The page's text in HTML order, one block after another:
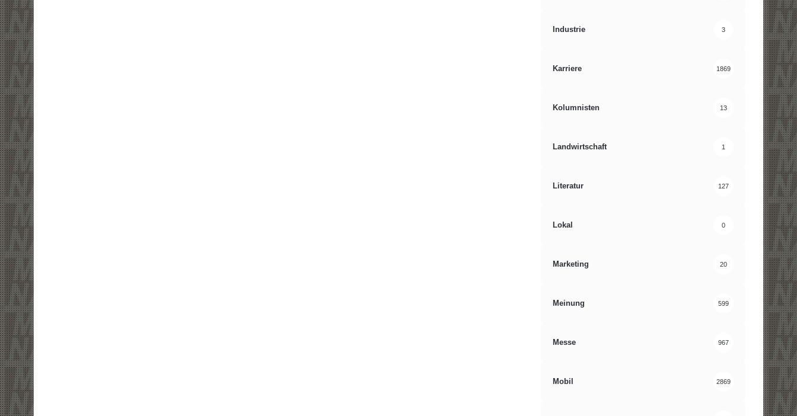
Industrie 3
Karriere 1869
Kolumnisten 13
Landwirtschaft 1
Literatur 127
Lokal 0
Marketing 20
Meinung 599
Messe 967
Mobil 2869